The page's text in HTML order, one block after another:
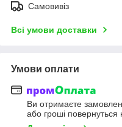
Самовивіз
Всі умови доставки
Умови оплати
Ви отримаєте
або гроші повернуться